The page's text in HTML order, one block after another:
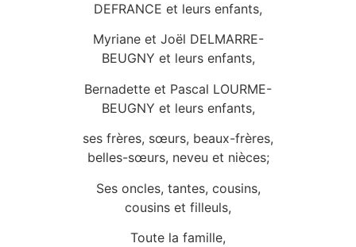
DEFRANCE et leurs enfants,
Myriane et Joël DELMARRE-
BEUGNY et leurs enfants,
Bernadette et Pascal LOURME-
BEUGNY et leurs enfants,
ses frères, sœurs, beaux-frères,
belles-sœurs, neveu et nièces;
Ses oncles, tantes, cousins,
cousins et filleuls,
Toute la famille,